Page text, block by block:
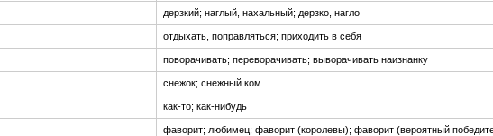
дерзкий; наглый, нахальный; дерзко, нагло
отдыхать, поправляться; приходить в себя
поворачивать; переворачивать; выворачивать наизнанку
снежок; снежный ком
как-то; как-нибудь
фаворит; любимец; фаворит (королевы); фаворит (вероятный